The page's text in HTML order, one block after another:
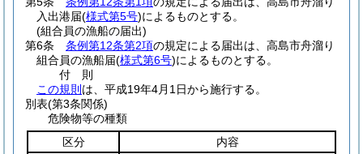
入出港届(様式第5号)によるものとする。
(組合員の漁船の届出)
第6条
条例第12条第2項の規定による届出は、高島市舟溜り
組合員の漁船届(様式第6号)によるものとする。
付 則
この規則 は、平成19年4月1日から施行する。
別表(第3条関係)
危険物等の種類
区分
内容